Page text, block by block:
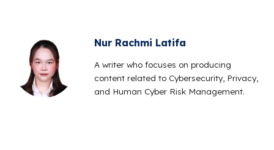
Nur Rachmi Latifa
A writer who focuses on producing
content related to Cybersecurity, Privacy,
and Human Cyber Risk Management.